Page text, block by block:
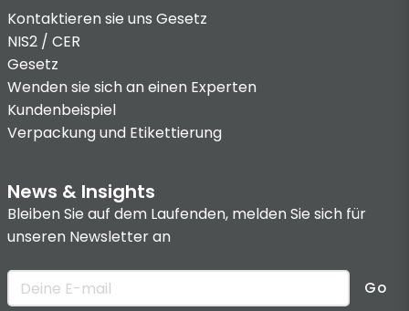
Kontaktieren sie uns Gesetz
NIS2 / CER
Gesetz
Wenden sie sich an einen Experten
Kundenbeispiel
Verpackung und Etikettierung
News & Insights
Bleiben Sie auf dem Laufenden, melden Sie sich für
unseren Newsletter an
Go